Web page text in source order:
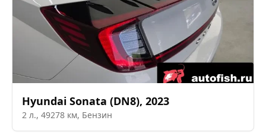
Hyundai Sonata (DN8), 2023
2 л., 49278 км, Бензин